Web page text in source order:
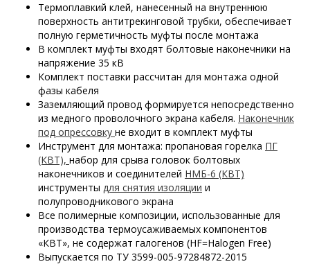
Термоплавкий клей, нанесенный на внутреннюю
поверхность антитрекинговой трубки, обеспечивает
полную герметичность муфты после монтажа
В комплект муфты входят болтовые наконечники на
напряжение 35 кВ
Комплект поставки рассчитан для монтажа одной
фазы кабеля
Заземляющий провод формируется непосредственно
из медного проволочного экрана кабеля. Наконечник
под опрессовку не входит в комплект муфты
Инструмент для монтажа: пропановая горелка ПГ
(КВТ), набор для срыва головок болтовых
наконечников и соединителей НМБ-6 (КВТ)
инструменты для снятия изоляции и
полупроводникового экрана
Все полимерные композиции, использованные для
производства термоусаживаемых компонентов
«КВТ», не содержат галогенов (HF=Halogen Free)
Выпускается по ТУ 3599-005-97284872-2015